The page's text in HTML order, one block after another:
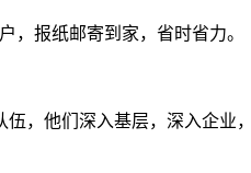
，报纸邮寄到家，省时省力。
，他们深入基层，深入企业